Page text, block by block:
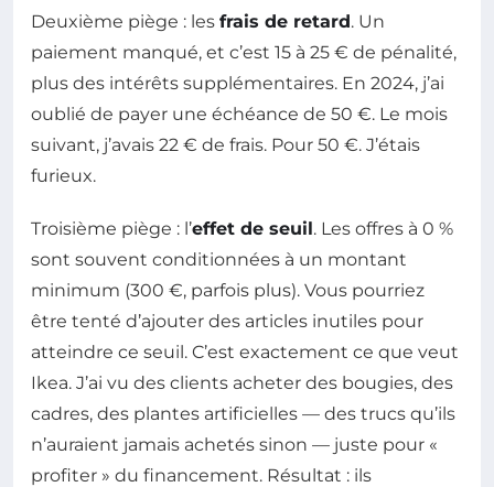
Deuxième piège : les frais de retard. Un
paiement manqué, et c’est 15 à 25 € de pénalité,
plus des intérêts supplémentaires. En 2024, j’ai
oublié de payer une échéance de 50 €. Le mois
suivant, j’avais 22 € de frais. Pour 50 €. J’étais
furieux.
Troisième piège : l’effet de seuil. Les offres à 0 %
sont souvent conditionnées à un montant
minimum (300 €, parfois plus). Vous pourriez
être tenté d’ajouter des articles inutiles pour
atteindre ce seuil. C’est exactement ce que veut
Ikea. J’ai vu des clients acheter des bougies, des
cadres, des plantes artificielles — des trucs qu’ils
n’auraient jamais achetés sinon — juste pour «
profiter » du financement. Résultat : ils